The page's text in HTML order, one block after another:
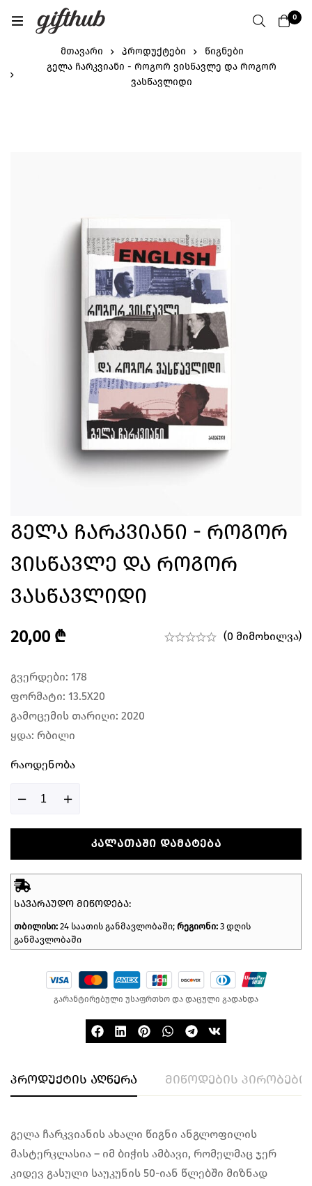
0
მთავარი პროდუქტები
წიგნები
გელა ჩარკვიანი - როგორ ვისწავლე და როგორ
ვასწავლიდი
Გელა Ჩარკვიანი - Როგორ
Ვისწავლე Და Როგორ
Ვასწავლიდი
20,00 ₾ (0 მიმოხილვა)
გვერდები: 178
ფორმატი: 13.5X20
გამოცემის თარიღი: 2020
ყდა: რბილი
Რაოდენობა
ᲙᲐᲚᲐᲗᲐᲨᲘ ᲓᲐᲛᲐᲢᲔᲑᲐ
ᲡᲐᲕᲐᲠᲐᲣᲓᲝ ᲛᲘᲬᲝᲓᲔᲑᲐ:
თბილისი: 24 საათის განმავლობაში; რეგიონი: 3 დღის
განმავლობაში
გარანტირებული უსაფრთხო და დაცული გადახდა
პროდუქტის აღწერა მიწოდების პირობები
გელა ჩარკვიანის ახალი წიგნი ანგლოფილის
მასტერკლასია – იმ ბიჭის ამბავი, რომელმაც ჯერ
კიდევ გასული საუკუნის 50-იან წლებში მიზნად